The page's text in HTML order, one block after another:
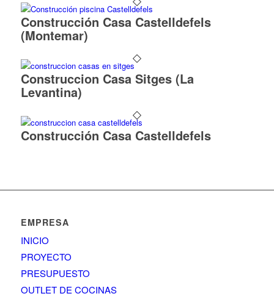
Construcción Casa Castelldefels
(Montemar)
Construccion Casa Sitges (La
Levantina)
Construcción Casa Castelldefels
EMPRESA
INICIO
PROYECTO
PRESUPUESTO
OUTLET DE COCINAS